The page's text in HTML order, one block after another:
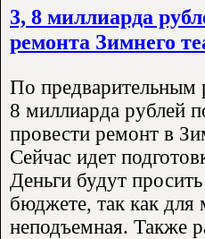
3, 8 миллиарда
ремонта Зимнего
По предварительным
8 миллиарда рублей
провести ремонт в
Сейчас идет
Деньги будут
бюджете, так как для
неподъемная. Также